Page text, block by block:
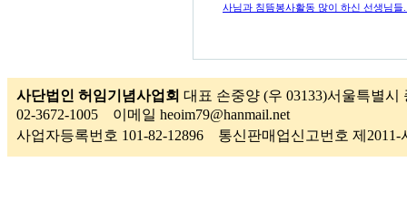
사님과 침뜸봉사활동 많이 하신 선생님
사단법인 허임기념사업회 대표 손중양 (우 03133)서울특별
02-3672-1005 이메일 heoim79@hanmail.net
사업자등록번호 101-82-12896 통신판매업신고번호 제